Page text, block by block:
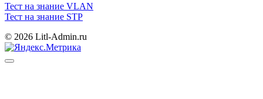
Тест на знание VLAN
Тест на знание STP
© 2026 Litl-Admin.ru